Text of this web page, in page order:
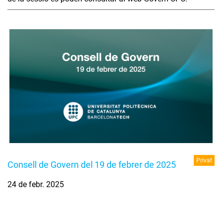
Consell de Govern del 19 de febrer de 2025 Privat
24 de febr. 2025